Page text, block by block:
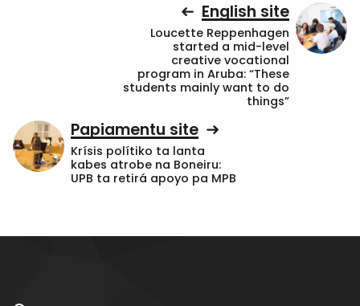
English site
Loucette Reppenhagen
started a mid-level
creative vocational
program in Aruba: “These
students mainly want to do
things”
Papiamentu site
Krísis polítiko ta lanta
kabes atrobe na Boneiru:
UPB ta retirá apoyo pa MPB